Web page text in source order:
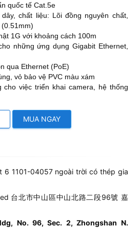
quốc tế Cat.5e
chất liệu: Lõi đồng nguyên chất,
1G với khoảng cách 100m
những ứng dụng Gigabit Ethernet,
qua Ethernet (PoE)
vỏ bảo vệ PVC màu xám
việc triển khai camera, hệ thống
MUA NGAY
台北市中山區中山北路二段96號 嘉
No. 96, Sec. 2, Zhongshan N.